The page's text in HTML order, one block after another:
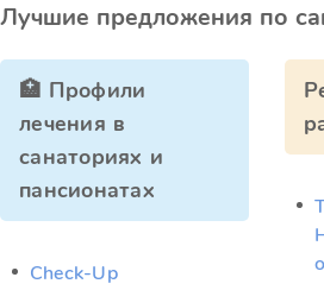
Лучшие предложения по
🏥 Профили
лечения в
санаториях и
пансионатах
Check-Up